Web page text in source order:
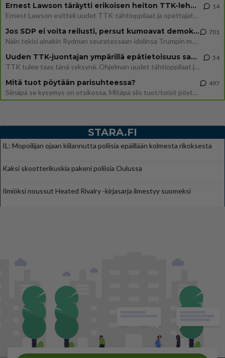
Ernest Lawson täräytti erikoisen heiton TTK-lehdistötilaisuudessa: " Onko tässä tarkoituksena...?"
Ernest Lawson esitteli uudet TTK-tähtioppilaat ja opettajat torstaina 6.8. lehdistölle. Tulevalla kaudella on yksi hausk
14
Jos SDP ei voita reilusti, persut kumoavat demokratian Suomesta
Näin tekisi ainakin Rydman seuratessaan idolinsa Trumpin mallia https://www.is.fi/politiikka/art-2000012187244.html
701
Uuden TTK-juontajan ympärillä epätietoisuus sakenee - Nyt MTV hämmentää soppaa
TTK tulee taas tänä syksynä. Ohjelman uudet tähtioppilaat julkistetaan torstaina 6. elokuuta klo 14 alkavassa lehdistö
54
Mitä tuot pöytään parisuhteessa?
Siinäpä se kysymys on otsikossa. Mitäpä siis tuot/toisit pöytään parisuhteessa? Oletko mies vai nainen? Koetko sen mitä
497
STARA.FI
IL: Mopoilijan ojaan kiilannutta poliisia epäillään kolmesta rikoksesta
Kaksi skootterikuskia pakeni poliisia Oulussa
Ilmiöksi noussut Heated Rivalry -kirjasarja ilmestyy suomeksi